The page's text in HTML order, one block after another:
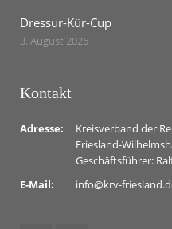
Dressur-Kür-Cup
3. August 2026
Kontakt
Adresse:
Kreisverband der
Friesland-
Geschäftsführer:
E-Mail:
info@krv-